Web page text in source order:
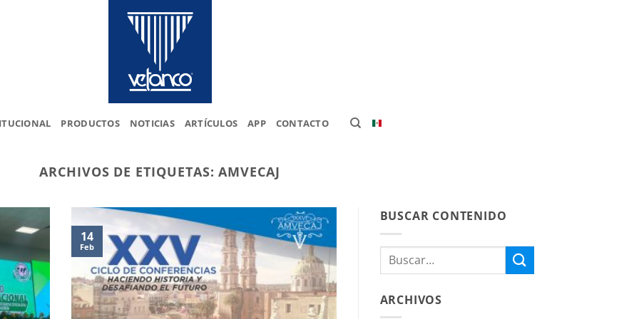
PRODUCTOS NOTICIAS ARTÍCULOS APP CONTACTO
ARCHIVOS DE ETIQUETAS:AMVECAJ
14
Feb
BUSCAR CONTENIDO
ARCHIVOS